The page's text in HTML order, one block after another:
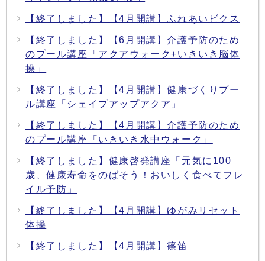
【終了しました】【4月開講】ふれあいビクス
【終了しました】【6月開講】介護予防のため
のプール講座「アクアウォーク+いきいき脳体
操」
【終了しました】【4月開講】健康づくりプー
ル講座「シェイプアップアクア」
【終了しました】【4月開講】介護予防のため
のプール講座「いきいき水中ウォーク」
【終了しました】健康啓発講座「元気に100
歳、健康寿命をのばそう！おいしく食べてフレ
イル予防」
【終了しました】【4月開講】ゆがみリセット
体操
【終了しました】【4月開講】篠笛